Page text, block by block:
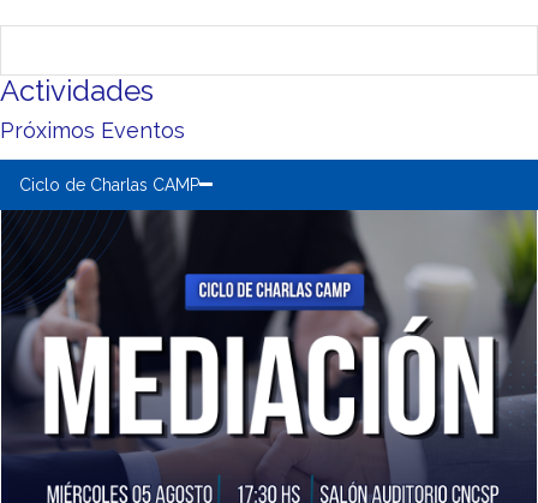
Actividades
Próximos Eventos
Ciclo de Charlas CAMP